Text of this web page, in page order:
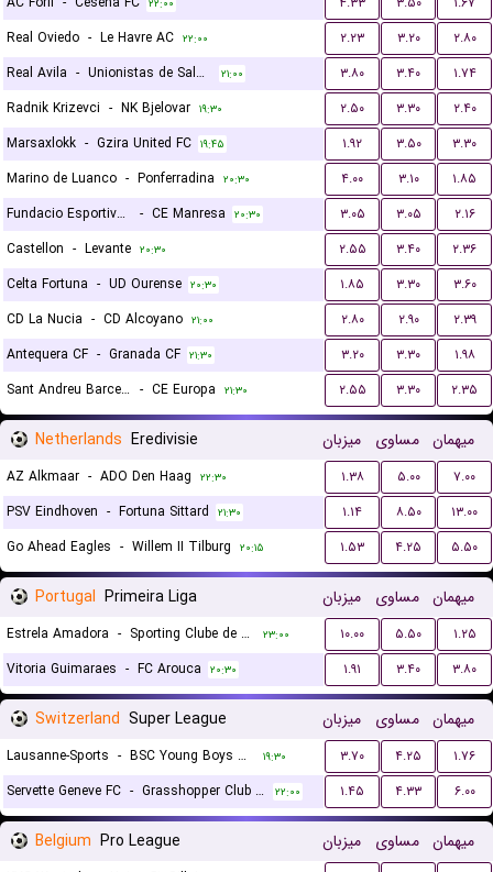
۲۲:۰۰
Real Oviedo - Le Havre AC ۲۲:۰۰ ۲.۲۳ ۳.۲۰
۲.۸۰
Real Avila - Unionistas de Salamanca CF ۲۱:۰۰ ۳.۸۰ ۳.۴۰
۱.۷۴
Radnik Krizevci - NK Bjelovar ۱۹:۳۰ ۲.۵۰ ۳.۳۰
۲.۴۰
Marsaxlokk - Gzira United FC ۱۹:۴۵ ۱.۹۲ ۳.۵۰
۳.۳۰
Marino de Luanco - Ponferradina ۲۰:۳۰ ۴.۰۰ ۳.۱۰
۱.۸۵
Fundacio Esportiva Grama
- CE Manresa ۲۰:۳۰ ۳.۰۵ ۳.۰۵
۲.۱۶
Castellon - Levante ۲۰:۳۰ ۲.۵۵ ۳.۴۰
۲.۳۶
Celta Fortuna - UD Ourense ۲۰:۳۰ ۱.۸۵ ۳.۳۰
۳.۶۰
CD La Nucia - CD Alcoyano ۲۱:۰۰ ۲.۸۰ ۲.۹۰
۲.۳۹
Antequera CF - Granada CF ۲۱:۳۰ ۳.۲۰ ۳.۳۰
۱.۹۸
Sant Andreu Barcelona - CE Europa ۲۱:۳۰ ۲.۵۵ ۳.۳۰ ۲.۳۵
Netherlands Eredivisie میزبان مساوی میهمان
AZ Alkmaar - ADO Den Haag ۲۲:۳۰ ۱.۳۸ ۵.۰۰
۷.۰۰
PSV Eindhoven - Fortuna Sittard ۲۱:۳۰ ۱.۱۴ ۸.۵۰
۱۳.۰۰
Go Ahead Eagles - Willem II Tilburg ۲۰:۱۵ ۱.۵۳ ۴.۲۵ ۵.۵۰
Portugal Primeira Liga میزبان مساوی میهمان
Estrela Amadora - Sporting Clube de Portugal ۲۳:۰۰ ۱۰.۰۰ ۵.۵۰
۱.۲۵
Vitoria Guimaraes - FC Arouca ۲۰:۳۰ ۱.۹۱ ۳.۴۰ ۳.۸۰
Switzerland Super League میزبان مساوی میهمان
Lausanne-Sports - BSC Young Boys Bern ۱۹:۳۰ ۳.۷۰ ۴.۲۵
۱.۷۶
Servette Geneve FC - Grasshopper Club Zurich ۲۲:۰۰ ۱.۴۵ ۴.۳۳ ۶.۰۰
Belgium Pro League میزبان مساوی میهمان